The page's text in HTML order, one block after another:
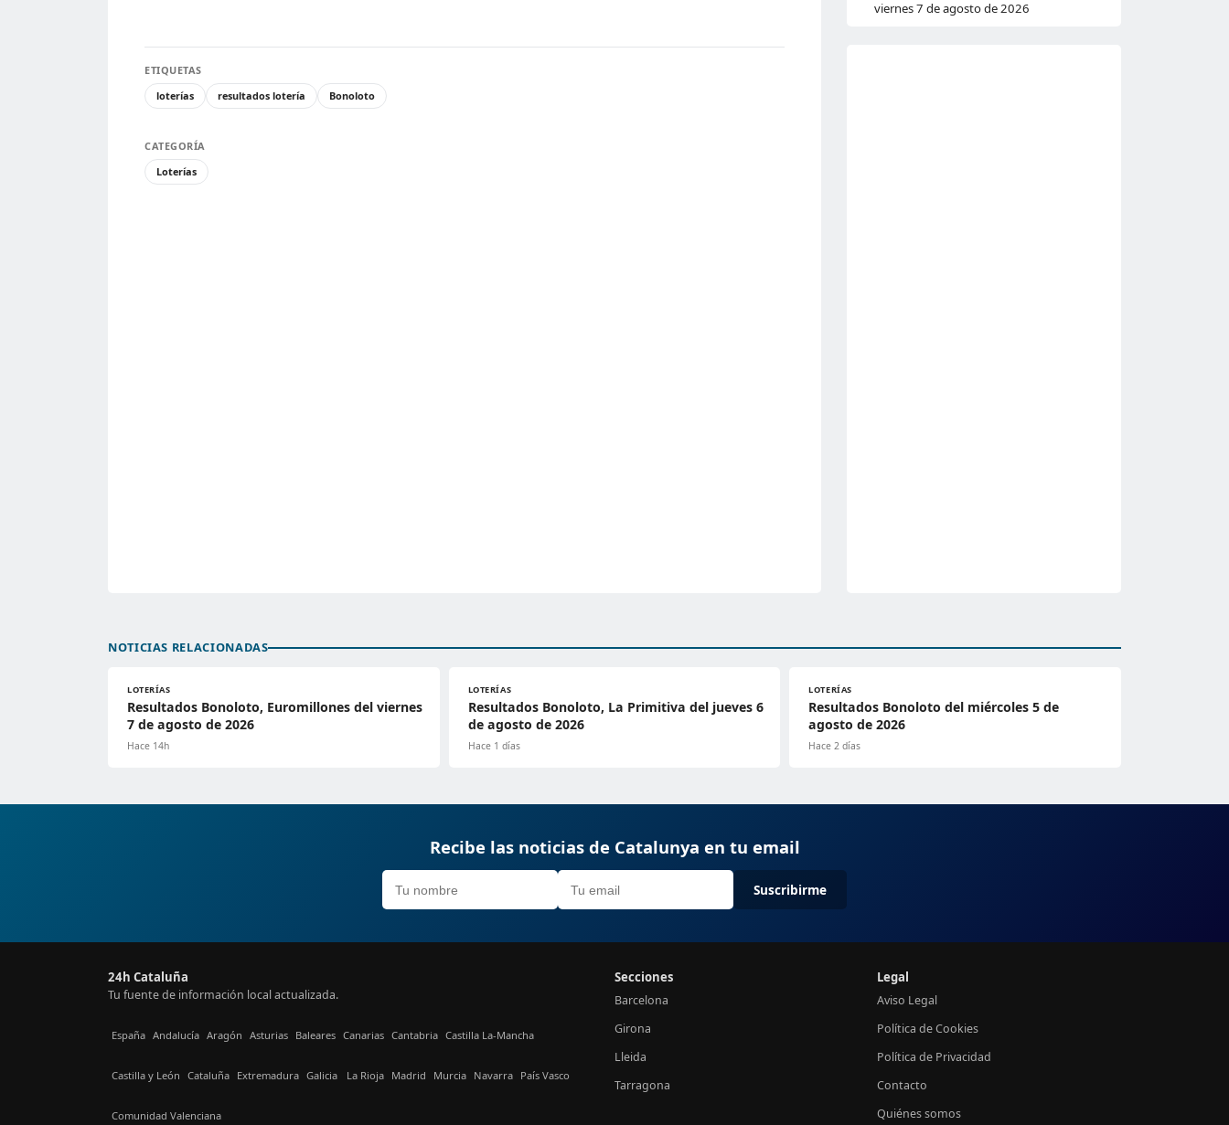
ETIQUETAS
loterías
resultados lotería Bonoloto
CATEGORÍA
Loterías
viernes 7 de agosto de 2026
NOTICIAS RELACIONADAS
LOTERÍAS
Resultados Bonoloto, Euromillones del viernes
7 de agosto de 2026
Hace 14h
LOTERÍAS
Resultados Bonoloto, La Primitiva del jueves 6
de agosto de 2026
Hace 1 días
LOTERÍAS
Resultados Bonoloto del miércoles 5 de
agosto de 2026
Hace 2 días
Recibe las noticias de Catalunya en tu email
Suscribirme
24h Cataluña
Tu fuente de información local actualizada.
España Andalucía Aragón Asturias Baleares Canarias Cantabria Castilla La-Mancha
Castilla y León Cataluña Extremadura Galicia La Rioja Madrid Murcia Navarra País Vasco
Comunidad Valenciana
Secciones
Barcelona
Girona
Lleida
Tarragona
Legal
Aviso Legal
Política de Cookies
Política de Privacidad
Contacto
Quiénes somos